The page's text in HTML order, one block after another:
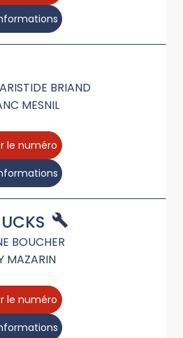
BRIAND
MESNIL
le numéro
BOUCHER
MAZARIN
le numéro